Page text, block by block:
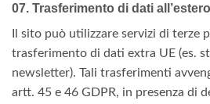
07. Trasferimento di dati all’estero
Il sito può utilizzare servizi di terze
trasferimento di dati extra UE (es.
newsletter). Tali trasferimenti
artt. 45 e 46 GDPR, in presenza di